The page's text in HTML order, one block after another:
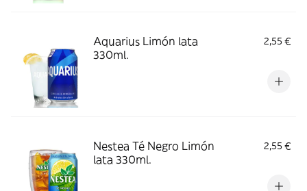
Aquarius Limón lata
330ml.
2,55 €
Nestea Té Negro Limón
lata 330ml.
2,55 €